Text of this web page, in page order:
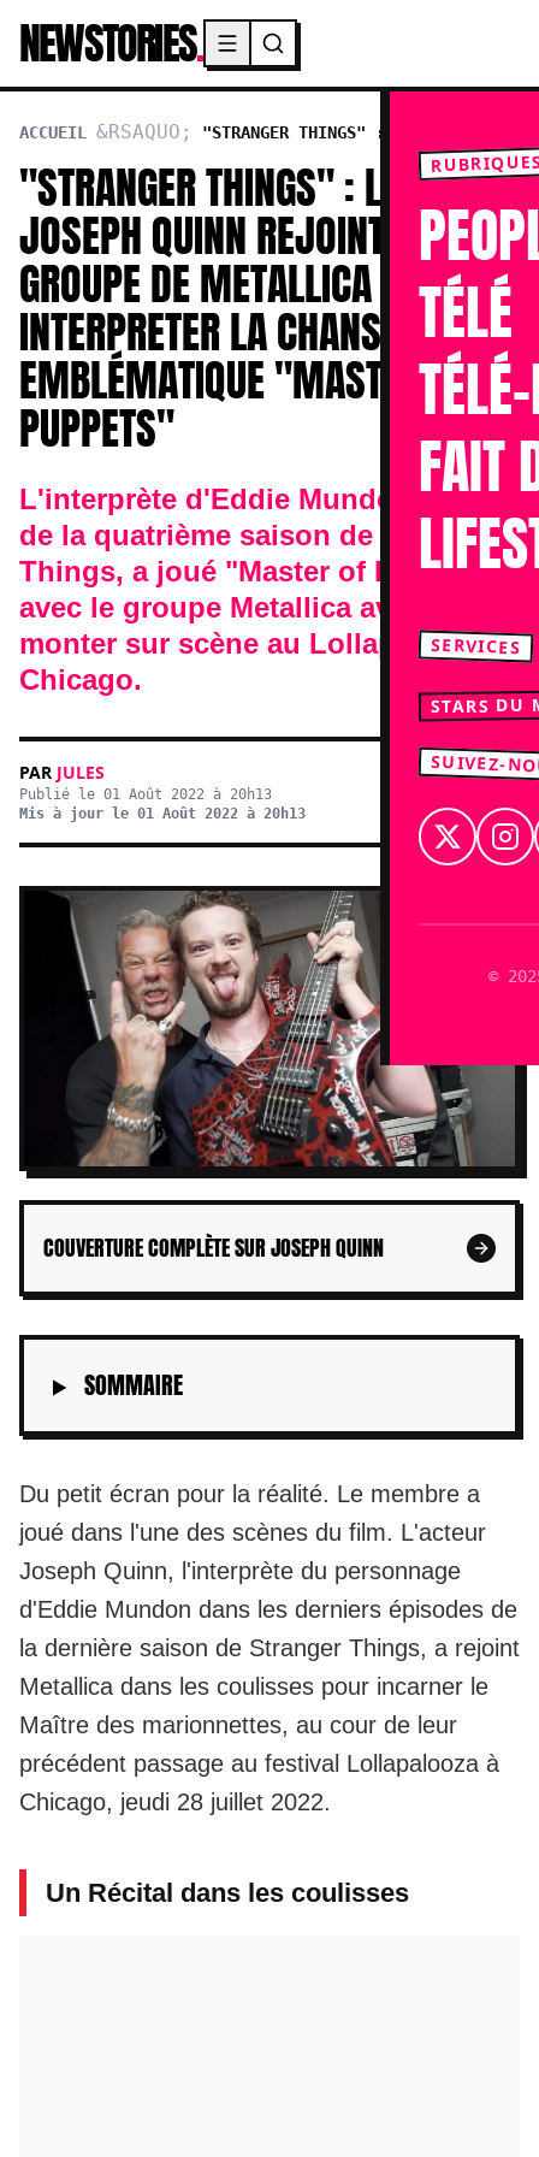
NEWSTORIES.
TÉLÉ
FAIT
SERVICES
STARS DU
SUIVEZ-
©
ACCUEIL
"STRANGER THINGS" : L'ACTEUR
JOSEPH QUINN REJOINT LE GROUPE DE METALLICA
POUR INTERPRETER LA CHANSON EMBLÉMATIQUE
"MASTER OF PUPPETS"
"STRANGER THINGS" : L'ACTEUR
JOSEPH QUINN REJOINT LE
GROUPE DE METALLICA POUR
INTERPRETER LA CHANSON
EMBLÉMATIQUE "MASTER OF
PUPPETS"
L'interprète d'Eddie Mundon, star
de la quatrième saison de Stranger
Things, a joué "Master of Puppets"
avec le groupe Metallica avant de
monter sur scène au Lollapalooza à
Chicago.
PAR JULES
Publié le 01 Août 2022 à 20h13
Mis à jour le 01 Août 2022 à 20h13
COUVERTURE COMPLÈTE SUR JOSEPH QUINN
SOMMAIRE
Du petit écran pour la réalité. Le membre a
joué dans l'une des scènes du film. L'acteur
Joseph Quinn, l'interprète du personnage
d'Eddie Mundon dans les derniers épisodes de
la dernière saison de Stranger Things, a rejoint
Metallica dans les coulisses pour incarner le
Maître des marionnettes, au cour de leur
précédent passage au festival Lollapalooza à
Chicago, jeudi 28 juillet 2022.
Un Récital dans les coulisses